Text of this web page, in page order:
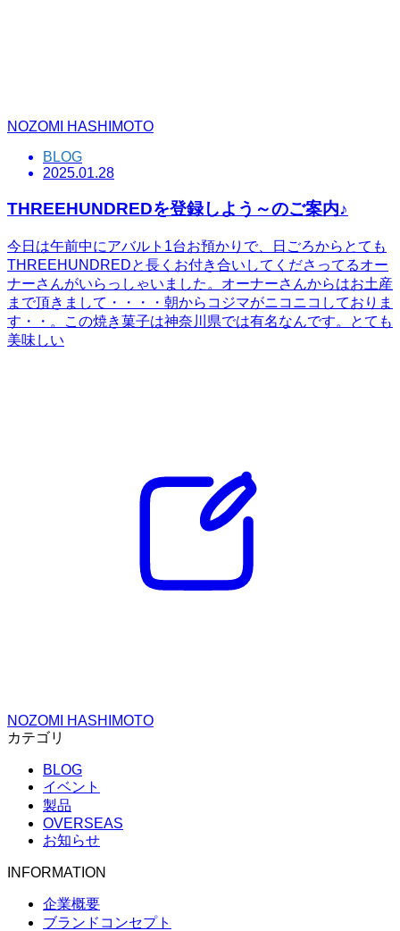
NOZOMI HASHIMOTO
BLOG
2025.01.28
THREEHUNDREDを登録しよう～のご案内♪
今日は午前中にアバルト1台お預かりで、日ごろからとても
THREEHUNDREDと長くお付き合いしてくださってるオー
ナーさんがいらっしゃいました。オーナーさんからはお土産
まで頂きまして・・・・朝からコジマがニコニコしておりま
す・・。この焼き菓子は神奈川県では有名なんです。とても
美味しい
NOZOMI HASHIMOTO
カテゴリ
BLOG
イベント
製品
OVERSEAS
お知らせ
INFORMATION
企業概要
ブランドコンセプト